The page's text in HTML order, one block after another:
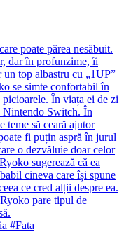
poate părea nesăbuit.
dar în profunzime, îi
un top albastru cu „1UP”
se simte confortabil în
În viața ei de zi
Nintendo Switch. În
teme să ceară ajutor
fi puțin aspră în jurul
o dezvăluie doar celor
sugerează că ea
cineva care își spune
ce cred alții despre ea.
pare tipul de
#Fata